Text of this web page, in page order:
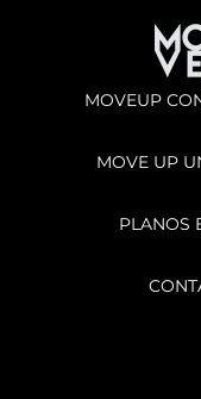
MOVEUP
MOVE UP
PLANOS